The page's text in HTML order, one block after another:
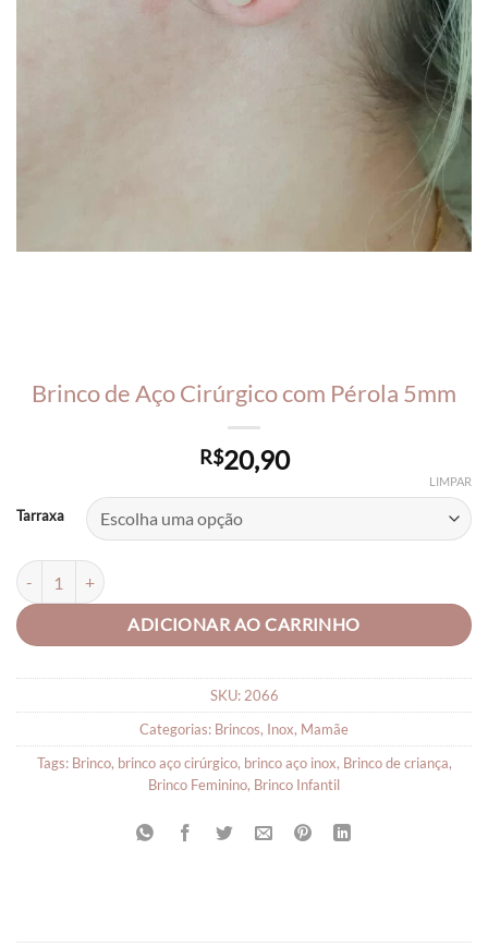
Brinco de Aço Cirúrgico com Pérola 5mm
R$20,90
Tarraxa
LIMPAR
Brinco de Aço Cirúrgico com Pérola 5mm quantidade
ADICIONAR AO CARRINHO
SKU: 2066
Categorias: Brincos, Inox, Mamãe
Tags: Brinco, brinco aço cirúrgico, brinco aço inox, Brinco de criança,
Brinco Feminino, Brinco Infantil